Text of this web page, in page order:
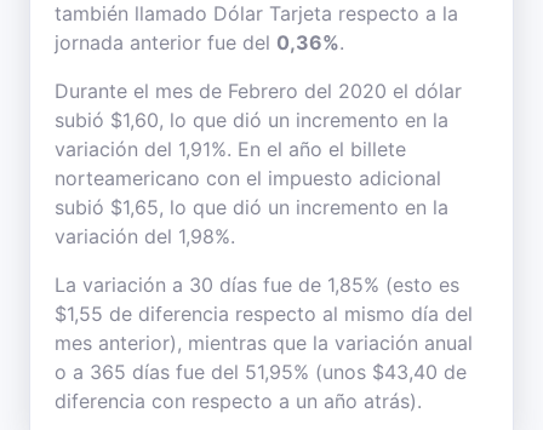
también llamado Dólar Tarjeta respecto a la
jornada anterior fue del 0,36%.
Durante el mes de Febrero del 2020 el dólar
subió $1,60, lo que dió un incremento en la
variación del 1,91%. En el año el billete
norteamericano con el impuesto adicional
subió $1,65, lo que dió un incremento en la
variación del 1,98%.
La variación a 30 días fue de 1,85% (esto es
$1,55 de diferencia respecto al mismo día del
mes anterior), mientras que la variación anual
o a 365 días fue del 51,95% (unos $43,40 de
diferencia con respecto a un año atrás).